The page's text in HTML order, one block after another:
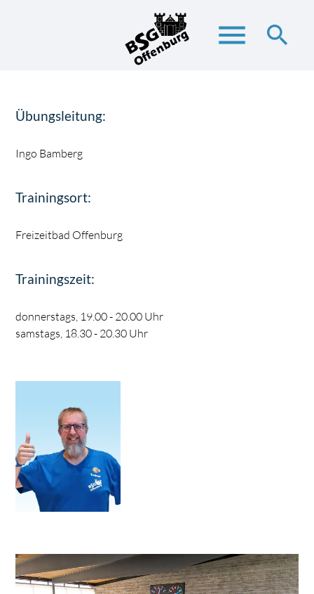
menu search
Suchbegriffe
Übungsleitung:
Ingo Bamberg
Trainingsort:
Freizeitbad Offenburg
Trainingszeit:
donnerstags, 19.00 - 20.00 Uhr
samstags, 18.30 - 20.30 Uhr